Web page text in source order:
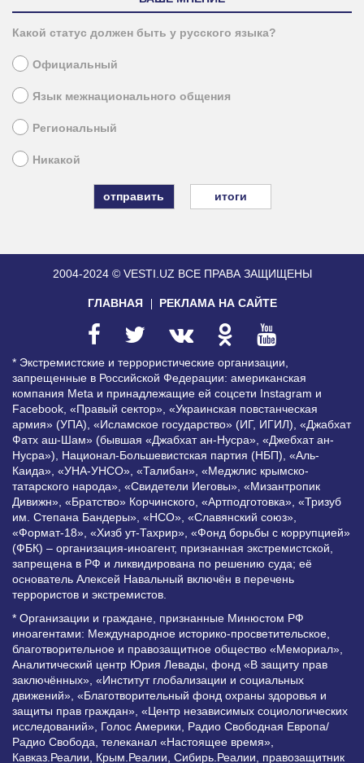
Какой статус должен быть у русского языка?
Официальный
Язык межнационального общения
Региональный
Никакой
итоги
2004-2024 © VESTI.UZ ВСЕ ПРАВА ЗАЩИЩЕНЫ
ГЛАВНАЯ РЕКЛАМА НА САЙТЕ
* Экстремистские и террористические организации,
запрещенные в Российской Федерации: американская
компания Meta и принадлежащие ей соцсети Instagram и
Facebook, «Правый сектор», «Украинская повстанческая
армия» (УПА), «Исламское государство» (ИГ, ИГИЛ), «Джабхат
Фатх аш-Шам» (бывшая «Джабхат ан-Нусра», «Джебхат ан-
Нусра»), Национал-Большевистская партия (НБП), «Аль-
Каида», «УНА-УНСО», «Талибан», «Меджлис крымско-
татарского народа», «Свидетели Иеговы», «Мизантропик
Дивижн», «Братство» Корчинского, «Артподготовка», «Тризуб
им. Степана Бандеры», «НСО», «Славянский союз»,
«Формат-18», «Хизб ут-Тахрир», «Фонд борьбы с коррупцией»
(ФБК) – организация-иноагент, признанная экстремистской,
запрещена в РФ и ликвидирована по решению суда; её
основатель Алексей Навальный включён в перечень
террористов и экстремистов.
* Организации и граждане, признанные Минюстом РФ
иноагентами: Международное историко-просветительское,
благотворительное и правозащитное общество «Мемориал»,
Аналитический центр Юрия Левады, фонд «В защиту прав
заключённых», «Институт глобализации и социальных
движений», «Благотворительный фонд охраны здоровья и
защиты прав граждан», «Центр независимых социологических
исследований», Голос Америки, Радио Свободная Европа/
Радио Свобода, телеканал «Настоящее время»,
Кавказ.Реалии, Крым.Реалии, Сибирь.Реалии, правозащитник